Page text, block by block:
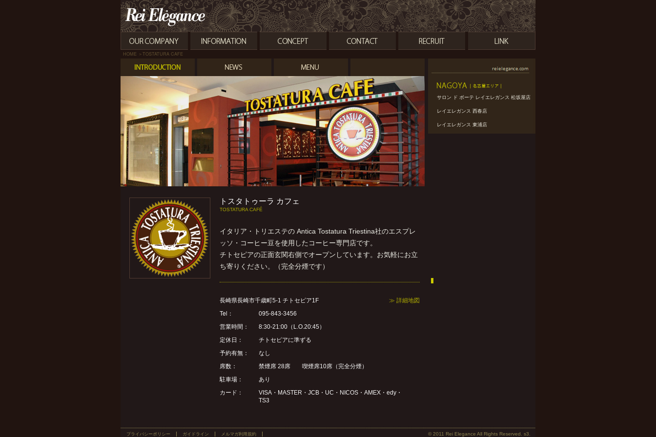
HOME ＞TOSTATURA CAFE
トスタトゥーラ カフェ
TOSTATURA CAFÉ
イタリア・トリエステの Antica Tostatura Triestina社のエスプレ
ッソ・コーヒー豆を使用したコーヒー専門店です。
チトセピアの正面玄関右側でオープンしています。お気軽にお立
ち寄りください。（完全分煙です）
長崎県長崎市千歳町5-1 チトセピア1F ≫ 詳細地図
Tel： 095-843-3456
営業時間： 8:30-21:00（L.O.20:45）
定休日： チトセピアに準ずる
予約有無： なし
席数： 禁煙席 28席 喫煙席10席（完全分煙）
駐車場： あり
カード：
VISA・MASTER・JCB・UC・NICOS・AMEX・edy・
TS3
サロン ド ボーテ レイエレガンス 松坂屋店
レイエレガンス 西春店
レイエレガンス 東浦店
プライバシーポリシー ガイドライン メルマガ利用規約 © 2011 Rei Elegance All Rights Reserved. s3.